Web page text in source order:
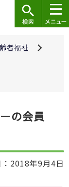
者福祉
の会員
2018年9月4日